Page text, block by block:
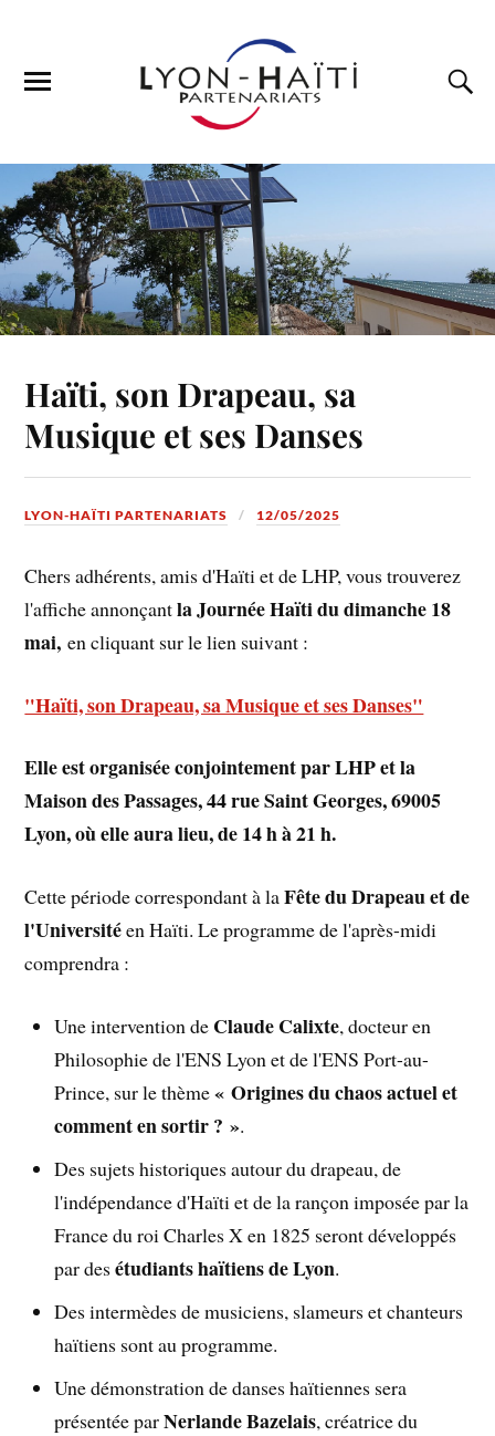
Haïti, son Drapeau, sa
Musique et ses Danses
LYON-HAÏTI PARTENARIATS 12/05/2025
Chers adhérents, amis d'Haïti et de LHP, vous trouverez
l'affiche annonçantla Journée Haïti du dimanche 18
mai, en cliquant sur le lien suivant :
"Haïti, son Drapeau, sa Musique et ses Danses"
Elle est organisée conjointement par LHP et la
Maison des Passages, 44 rue Saint Georges, 69005
Lyon, où elle aura lieu, de 14 h à 21 h.
Cette période correspondant à laFête du Drapeau et de
l'Universitéen Haïti. Le programme de l'après-midi
comprendra :
Une intervention de Claude Calixte, docteur en
Philosophie de l'ENS Lyon et de l'ENS Port-au-
Prince, sur le thème« Origines du chaos actuel et
comment en sortir ? ».
Des sujets historiques autour du drapeau, de
l'indépendance d'Haïti et de la rançon imposée par la
France du roi Charles X en 1825 seront développés
par desétudiants haïtiens de Lyon.
Des intermèdes de musiciens, slameurs et chanteurs
haïtiens sont au programme.
Une démonstration de danses haïtiennes sera
présentée parNerlande Bazelais, créatrice du